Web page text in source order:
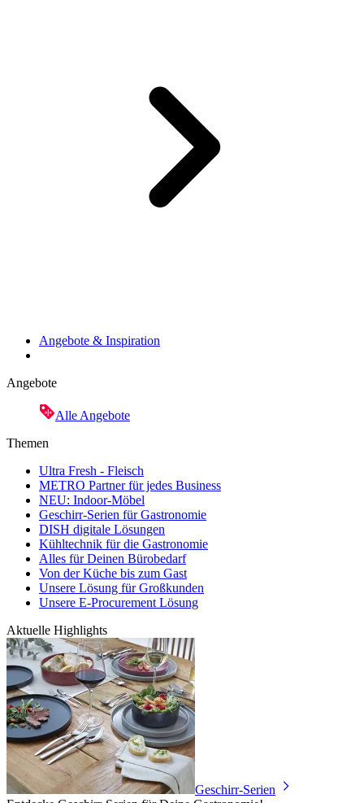
Angebote & Inspiration
Angebote
Alle Angebote
Themen
Ultra Fresh - Fleisch
METRO Partner für jedes Business
NEU: Indoor-Möbel
Geschirr-Serien für Gastronomie
DISH digitale Lösungen
Kühltechnik für die Gastronomie
Alles für Deinen Bürobedarf
Von der Küche bis zum Gast
Unsere Lösung für Großkunden
Unsere E-Procurement Lösung
Aktuelle Highlights
Geschirr-Serien